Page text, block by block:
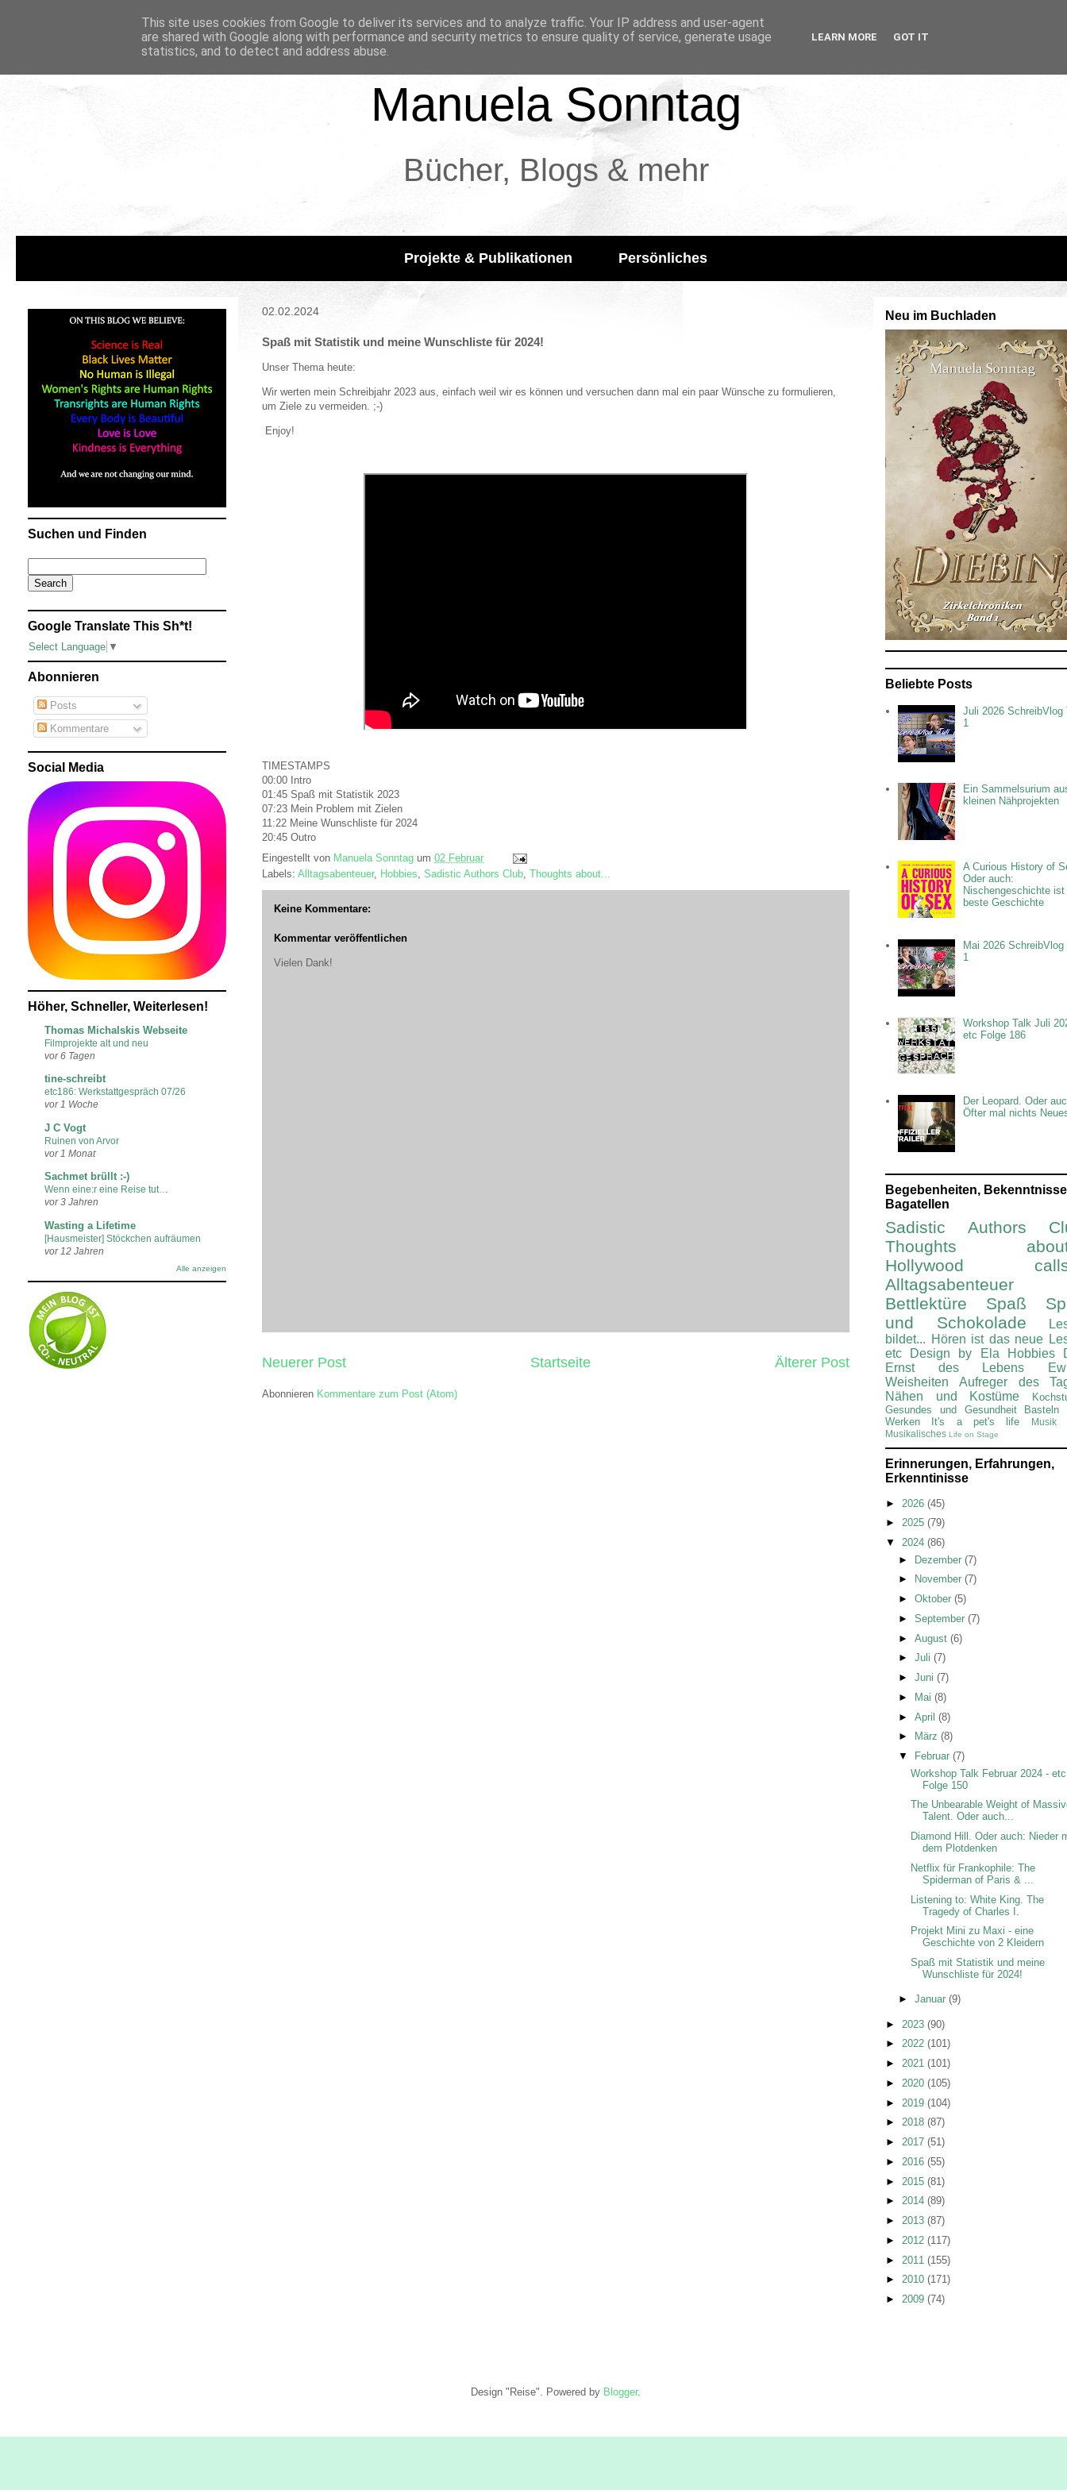
Manuela Sonntag
Bücher, Blogs & mehr
Projekte & Publikationen Persönliches
02.02.2024
Spaß mit Statistik und meine Wunschliste für 2024!
Unser Thema heute:
Wir werten mein Schreibjahr 2023 aus, einfach weil wir es können und versuchen dann mal ein paar Wünsche zu formulieren,
um Ziele zu vermeiden. ;-)
Enjoy!
TIMESTAMPS
00:00 Intro
01:45 Spaß mit Statistik 2023
07:23 Mein Problem mit Zielen
11:22 Meine Wunschliste für 2024
20:45 Outro
Eingestellt von Manuela Sonntag um 02 Februar
Labels: Alltagsabenteuer, Hobbies Sadistic Authors Club Thoughts about...
Keine Kommentare:
Kommentar veröffentlichen
Vielen Dank!
Neuerer Post Älterer Post
Startseite
Abonnieren Kommentare zum Post (Atom)
Suchen und Finden
Google Translate This Sh*t!
Select Language ▼
Abonnieren
Posts
Kommentare
Social Media
Höher, Schneller, Weiterlesen!
Thomas Michalskis Webseite
Filmprojekte alt und neu
vor 6 Tagen
tine-schreibt
etc186: Werkstattgespräch 07/26
vor 1 Woche
J C Vogt
Ruinen von Arvor
vor 1 Monat
Sachmet brüllt :-)
Wenn eine:r eine Reise tut…
vor 3 Jahren
Wasting a Lifetime
[Hausmeister] Stöckchen aufräumen
vor 12 Jahren
Alle anzeigen
Neu im Buchladen
Beliebte Posts
Juli 2026 SchreibVlog
1
Ein Sammelsurium
kleinen Nähprojekten
A Curious History of
Oder auch:
Nischengeschichte ist
beste Geschichte
Mai 2026 SchreibVlog
1
Workshop Talk Juli
etc Folge 186
Der Leopard. Oder
Öfter mal nichts
Begebenheiten,
Bagatellen
Sadistic Authors
Thoughts
Hollywood
Alltagsabenteuer
Bettlektüre
Spaß
und Schokolade
bildet... Hören ist das neue
etc
Design by Ela Hobbies
Ernst des Lebens
Weisheiten
Aufreger des
Nähen und Kostüme
Gesundes und Gesundheit
Basteln
Werken
It's a pet's life
Musik
Musikalisches Life on Stage
Erinnerungen, Erfahrungen,
Erkenntinisse
► 2026 (45)
► 2025 (79)
▼ 2024 (86)
► Dezember (7)
►
November (7)
► Oktober (5)
► September (7)
► August (6)
► Juli (7)
► Juni (7)
►
Mai (8)
► April (8)
►
März (8)
▼
Februar (7)
Workshop Talk Februar 2024 - etc
Folge 150
The Unbearable Weight of
Talent. Oder auch...
Diamond Hill. Oder auch: Nieder
dem Plotdenken
Netflix für Frankophile: The
Spiderman of Paris & ...
Listening to: White King. The
Tragedy of Charles I.
Projekt Mini zu Maxi - eine
Geschichte von 2 Kleidern
Spaß mit Statistik und meine
Wunschliste für 2024!
► Januar (9)
► 2023 (90)
► 2022 (101)
► 2021 (101)
► 2020 (105)
► 2019 (104)
► 2018 (87)
► 2017 (51)
► 2016 (55)
► 2015 (81)
► 2014 (89)
► 2013 (87)
► 2012 (117)
► 2011 (155)
► 2010 (171)
► 2009 (74)
Design "Reise". Powered by Blogger.
This site uses cookies from Google to deliver its services and to analyze traffic. Your IP address and user-agent
are shared with Google along with performance and security metrics to ensure quality of service, generate usage
statistics, and to detect and address abuse.
LEARN MORE GOT IT